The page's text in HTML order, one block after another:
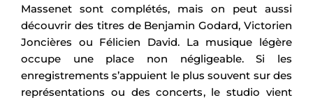
Massenet sont complétés, mais on peut aussi
découvrir des titres de Benjamin Godard, Victorien
Joncières ou Félicien David. La musique légère
occupe une place non négligeable. Si les
enregistrements s’appuient le plus souvent sur des
représentations ou des concerts, le studio vient